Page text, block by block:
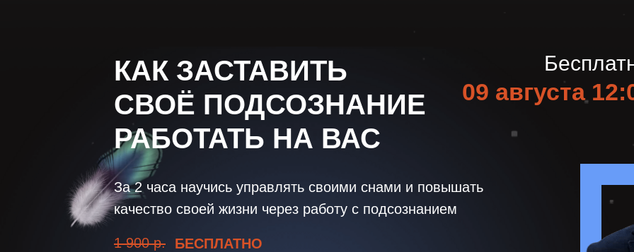
КАК ЗАСТАВИТЬ
СВОЁ ПОДСОЗНАНИЕ
РАБОТАТЬ НА ВАС
За 2 часа научись управлять своими снами и повышать
качество своей жизни через работу с подсознанием
1 900 р. БЕСПЛАТНО
09 августа